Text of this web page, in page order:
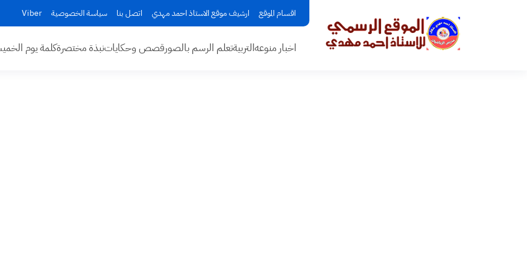
اقسام الموقع ارشيف موقع الاستاذ احمد مهدي اتصل بنا سياسة الخصوصية Viber
اخبار منوعهالتربيةتعلم الرسم بالصورقصص وحكاياتنبذة مختصرةكلمة يوم